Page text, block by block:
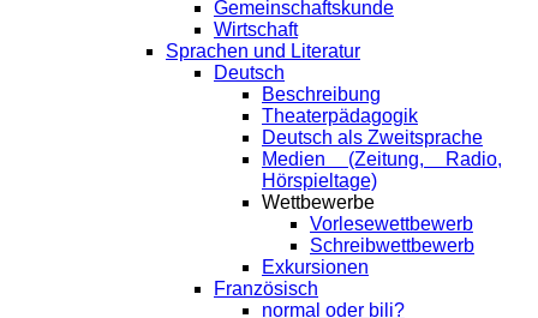
Gemeinschaftskunde
Wirtschaft
Sprachen und Literatur
Deutsch
Beschreibung
Theaterpädagogik
Deutsch als Zweitsprache
Medien (Zeitung, Radio,
Hörspieltage)
Wettbewerbe
Vorlesewettbewerb
Schreibwettbewerb
Exkursionen
Französisch
normal oder bili?